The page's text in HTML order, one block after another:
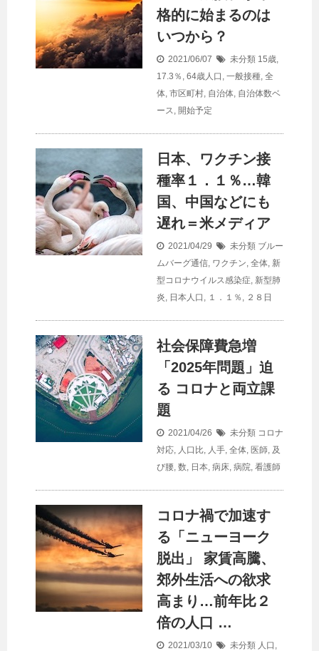
格的に始まるのは
いつから？
2021/06/07 未分類 15歳,
17.3％ , 64歳人口 , 一般接種, 全
体, 市区町村, 自治体, 自治体数ベ
ース, 開始予定
日本、ワクチン接
種率１．１％…韓
国、中国などにも
遅れ＝米メディア
2021/04/29 未分類 ブルー
ムバーグ通信, ワクチン, 全体, 新
型コロナウイルス感染症, 新型肺
炎, 日本人口 , １．１％ , ２８日
社会保障費急増
「2025年問題」迫
る コロナと両立課
題
2021/04/26 未分類 コロナ
対応, 人口比, 人手, 全体, 医師, 及
び腰, 数, 日本, 病床, 病院, 看護師
コロナ禍で加速す
る「ニューヨーク
脱出」 家賃高騰、
郊外生活への欲求
高まり…前年比２
倍の人口 …
2021/03/10 未分類 人口 ,